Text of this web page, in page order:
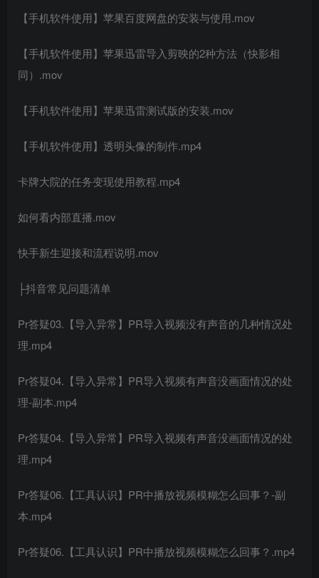
【手机软件使用】苹果百度网盘的安装与使用.mov
【手机软件使用】苹果迅雷导入剪映的2种方法（快影相
同）.mov
【手机软件使用】苹果迅雷测试版的安装.mov
【手机软件使用】透明头像的制作.mp4
卡牌大院的任务变现使用教程.mp4
如何看内部直播.mov
快手新生迎接和流程说明.mov
├抖音常见问题清单
Pr答疑03.【导入异常】PR导入视频没有声音的几种情况处
理.mp4
Pr答疑04.【导入异常】PR导入视频有声音没画面情况的处
理-副本.mp4
Pr答疑04.【导入异常】PR导入视频有声音没画面情况的处
理.mp4
Pr答疑06.【工具认识】PR中播放视频模糊怎么回事？-副
本.mp4
Pr答疑06.【工具认识】PR中播放视频模糊怎么回事？.mp4